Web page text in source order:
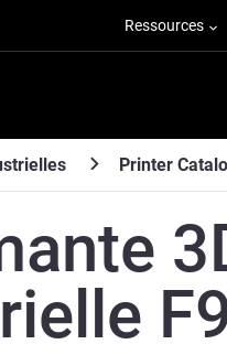
Ressources
Printer